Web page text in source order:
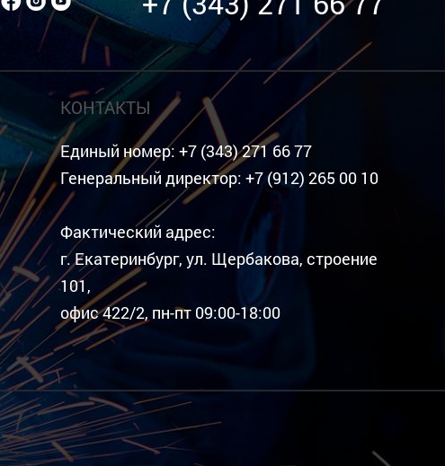
КОНТАКТЫ
Единый номер:+7 (343) 271 66 77
Генеральный директор:+7 (912) 265 00 10
Фактический адрес:
г. Екатеринбург, ул. Щербакова, строение
101,
офис 422/2, пн-пт 09:00-18:00